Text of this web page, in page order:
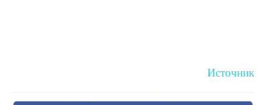
Источник